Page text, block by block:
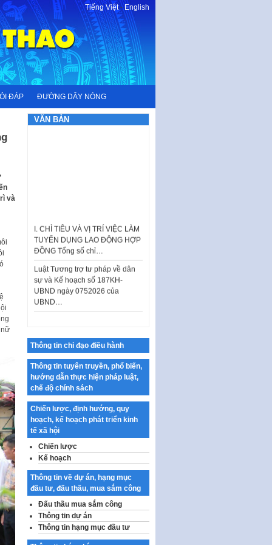
Tiếng Việt-English
ĐÁP ĐƯỜNG DÂY NÓNG
và
nữ
VĂN BẢN
ĐỒNG Tổng số chỉ…
Luật Tương trợ tư pháp về dân
UBND ngày 0752026 của
UBND…
Ban hành Danh mục vị trí khai
Kế hoạch Tổ chức Cuộc thi
chính luận về bảo vệ nền tảng tư
tưởng của Đảng…
Công bố công khai dự toán kinh
phí xây dựng pháp luật, hoàn
thiện thể chế, chính…
Quy định về nghiên cứu, ứng
dụng khoa học, công nghệ, đổi
mới sáng tạo và chuyển…
Quy định chi tiết và hướng dẫn
thi hành một số điều của Luật Lý
lịch tư…
Sửa đổi, bổ sung một số nội
dung tại Nghị quyết số 30/NQ-
CP ngày 24 tháng 02…
Ban hành Chương trình hành
Thông tin chỉ đạo điều hành
Thông tin tuyên truyền, phổ biến,
hướng dẫn thực hiện pháp luật,
chế độ chính sách
Chiến lược, định hướng, quy
hoạch, kế hoạch phát triển kinh
tế xã hội
Chiến lược
Kế hoạch
Thông tin về dự án, hạng mục
đầu tư, đấu thầu, mua sắm công
Đấu thầu mua sắm công
Thông tin dự án
Thông tin hạng mục đầu tư